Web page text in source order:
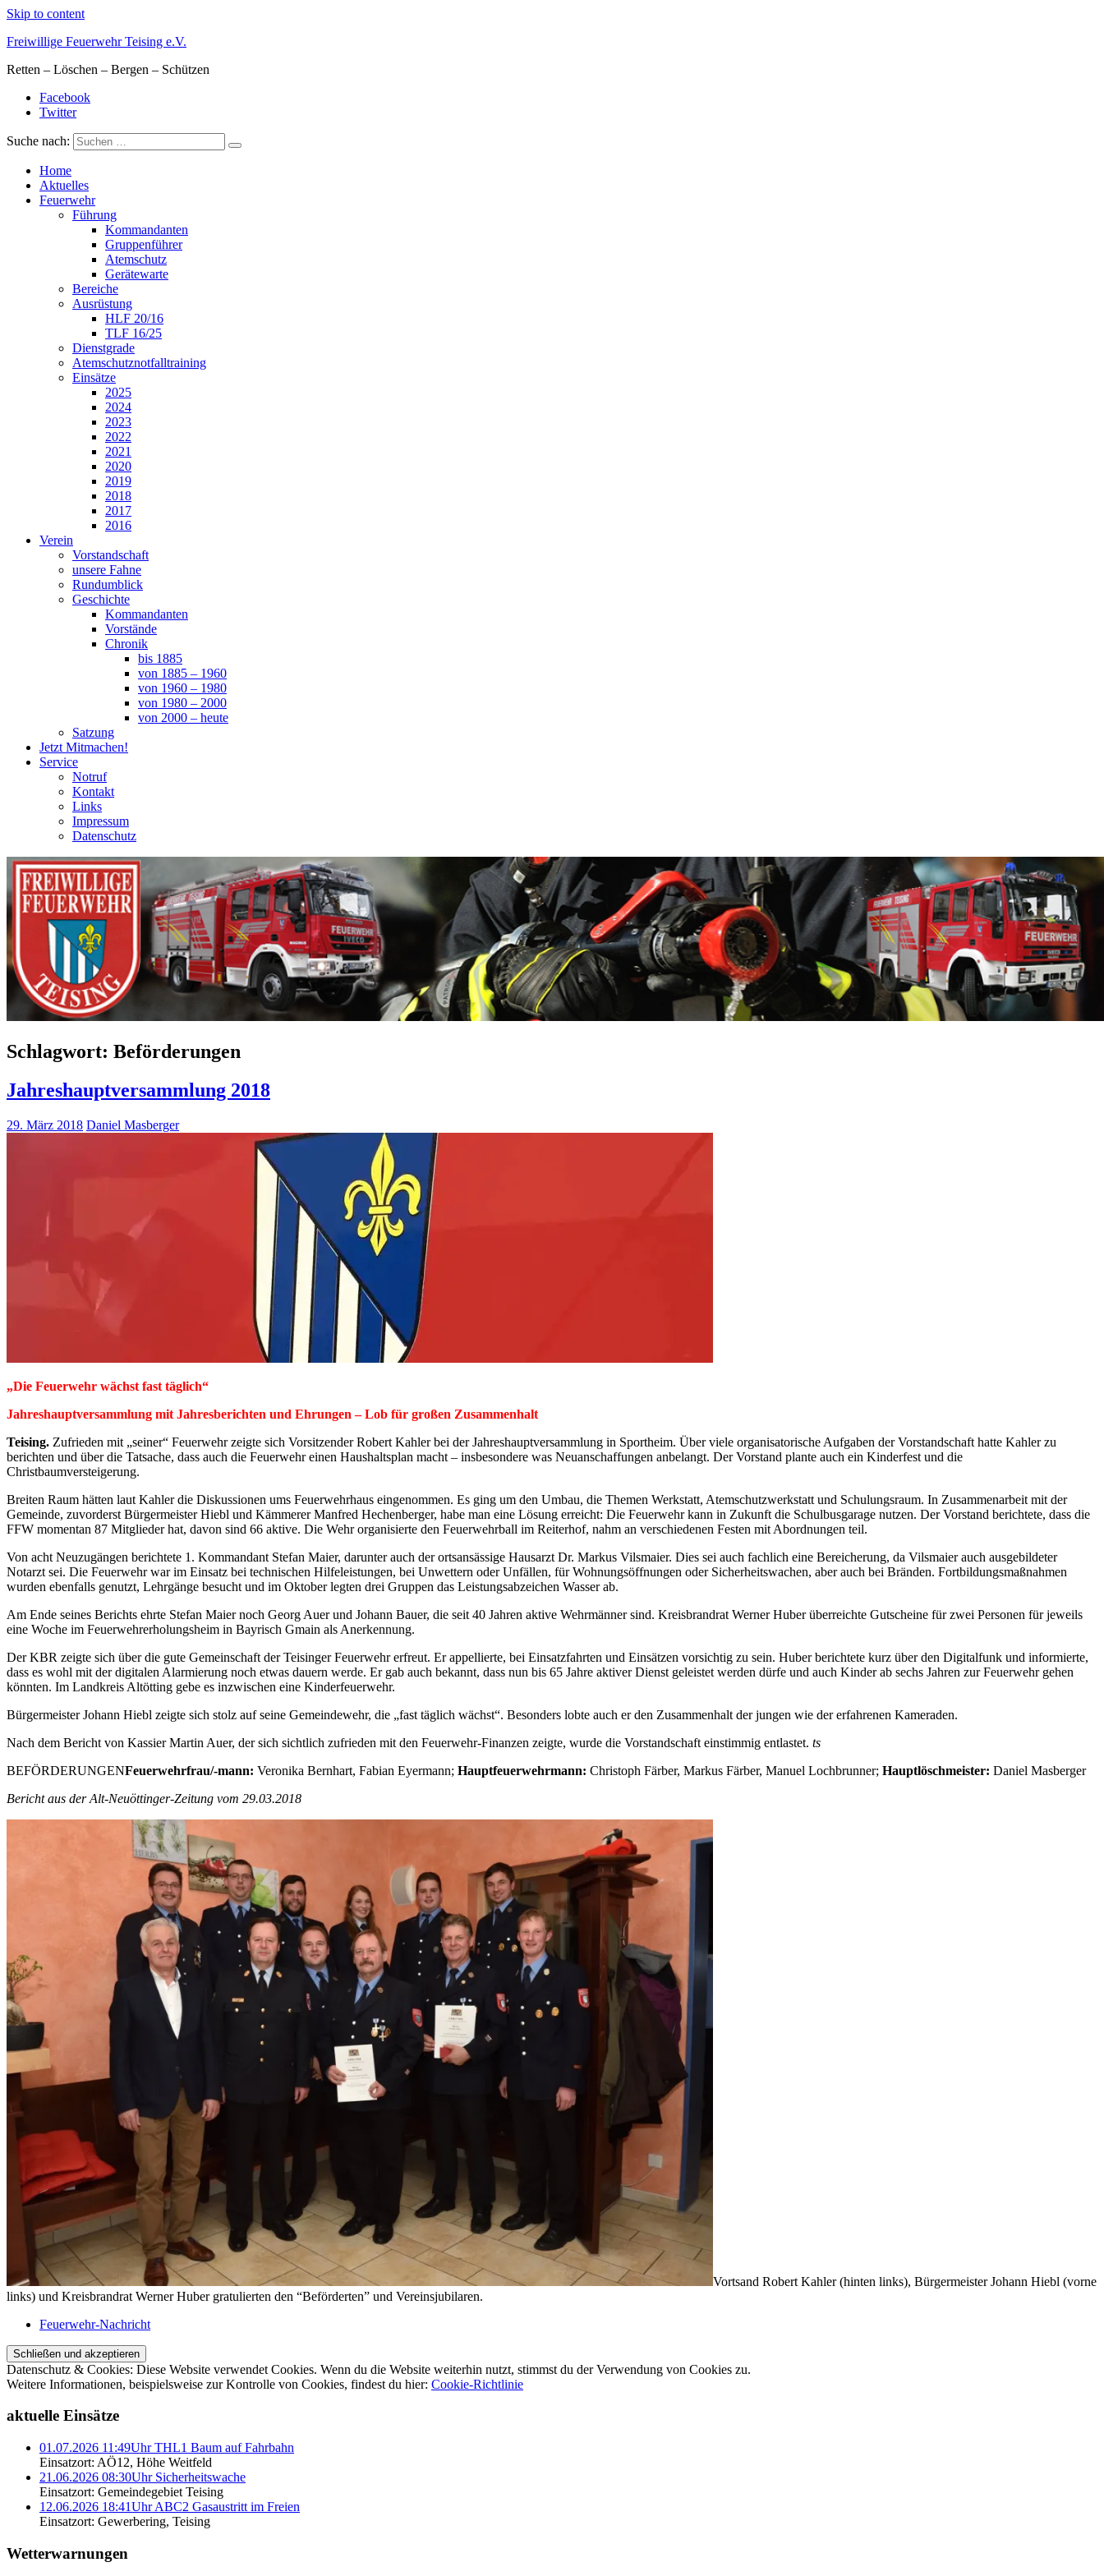
Skip to content
Freiwillige Feuerwehr Teising e.V.
Retten – Löschen – Bergen – Schützen
Facebook
Twitter
Suche nach:
Home
Aktuelles
Feuerwehr
Führung
Kommandanten
Gruppenführer
Atemschutz
Gerätewarte
Bereiche
Ausrüstung
HLF 20/16
TLF 16/25
Dienstgrade
Atemschutznotfalltraining
Einsätze
2025
2024
2023
2022
2021
2020
2019
2018
2017
2016
Verein
Vorstandschaft
unsere Fahne
Rundumblick
Geschichte
Kommandanten
Vorstände
Chronik
bis 1885
von 1885 – 1960
von 1960 – 1980
von 1980 – 2000
von 2000 – heute
Satzung
Jetzt Mitmachen!
Service
Notruf
Kontakt
Links
Impressum
Datenschutz
Schlagwort: Beförderungen
Jahreshauptversammlung 2018
29. März 2018 Daniel Masberger
„Die Feuerwehr wächst fast täglich“
Jahreshauptversammlung mit Jahresberichten und Ehrungen – Lob für großen Zusammenhalt
Teising. Zufrieden mit „seiner“ Feuerwehr zeigte sich Vorsitzender Robert Kahler bei der Jahreshauptversammlung in Sportheim. Über viele organisatorische Aufgaben der Vorstandschaft hatte Kahler zu
berichten und über die Tatsache, dass auch die Feuerwehr einen Haushaltsplan macht – insbesondere was Neuanschaffungen anbelangt. Der Vorstand plante auch ein Kinderfest und die
Christbaumversteigerung.
Breiten Raum hätten laut Kahler die Diskussionen ums Feuerwehrhaus eingenommen. Es ging um den Umbau, die Themen Werkstatt, Atemschutzwerkstatt und Schulungsraum. In Zusammenarbeit mit der
Gemeinde, zuvorderst Bürgermeister Hiebl und Kämmerer Manfred Hechenberger, habe man eine Lösung erreicht: Die Feuerwehr kann in Zukunft die Schulbusgarage nutzen. Der Vorstand berichtete, dass die
FFW momentan 87 Mitglieder hat, davon sind 66 aktive. Die Wehr organisierte den Feuerwehrball im Reiterhof, nahm an verschiedenen Festen mit Abordnungen teil.
Von acht Neuzugängen berichtete 1. Kommandant Stefan Maier, darunter auch der ortsansässige Hausarzt Dr. Markus Vilsmaier. Dies sei auch fachlich eine Bereicherung, da Vilsmaier auch ausgebildeter
Notarzt sei. Die Feuerwehr war im Einsatz bei technischen Hilfeleistungen, bei Unwettern oder Unfällen, für Wohnungsöffnungen oder Sicherheitswachen, aber auch bei Bränden. Fortbildungsmaßnahmen
wurden ebenfalls genutzt, Lehrgänge besucht und im Oktober legten drei Gruppen das Leistungsabzeichen Wasser ab.
Am Ende seines Berichts ehrte Stefan Maier noch Georg Auer und Johann Bauer, die seit 40 Jahren aktive Wehrmänner sind. Kreisbrandrat Werner Huber überreichte Gutscheine für zwei Personen für jeweils
eine Woche im Feuerwehrerholungsheim in Bayrisch Gmain als Anerkennung.
Der KBR zeigte sich über die gute Gemeinschaft der Teisinger Feuerwehr erfreut. Er appellierte, bei Einsatzfahrten und Einsätzen vorsichtig zu sein. Huber berichtete kurz über den Digitalfunk und informierte,
dass es wohl mit der digitalen Alarmierung noch etwas dauern werde. Er gab auch bekannt, dass nun bis 65 Jahre aktiver Dienst geleistet werden dürfe und auch Kinder ab sechs Jahren zur Feuerwehr gehen
könnten. Im Landkreis Altötting gebe es inzwischen eine Kinderfeuerwehr.
Bürgermeister Johann Hiebl zeigte sich stolz auf seine Gemeindewehr, die „fast täglich wächst“. Besonders lobte auch er den Zusammenhalt der jungen wie der erfahrenen Kameraden.
Nach dem Bericht von Kassier Martin Auer, der sich sichtlich zufrieden mit den Feuerwehr-Finanzen zeigte, wurde die Vorstandschaft einstimmig entlastet. ts
BEFÖRDERUNGENFeuerwehrfrau/-mann: Veronika Bernhart, Fabian Eyermann; Hauptfeuerwehrmann: Christoph Färber, Markus Färber, Manuel Lochbrunner; Hauptlöschmeister: Daniel Masberger
Bericht aus der Alt-Neuöttinger-Zeitung vom 29.03.2018
Vortsand Robert Kahler (hinten links), Bürgermeister Johann Hiebl (vorne
links) und Kreisbrandrat Werner Huber gratulierten den “Beförderten” und Vereinsjubilaren.
Feuerwehr-Nachricht
Datenschutz & Cookies: Diese Website verwendet Cookies. Wenn du die Website weiterhin nutzt, stimmst du der Verwendung von Cookies zu.
Weitere Informationen, beispielsweise zur Kontrolle von Cookies, findest du hier: Cookie-Richtlinie
aktuelle Einsätze
01.07.2026 11:49Uhr THL1 Baum auf Fahrbahn
Einsatzort: AÖ12, Höhe Weitfeld
21.06.2026 08:30Uhr Sicherheitswache
Einsatzort: Gemeindegebiet Teising
12.06.2026 18:41Uhr ABC2 Gasaustritt im Freien
Einsatzort: Gewerbering, Teising
Wetterwarnungen